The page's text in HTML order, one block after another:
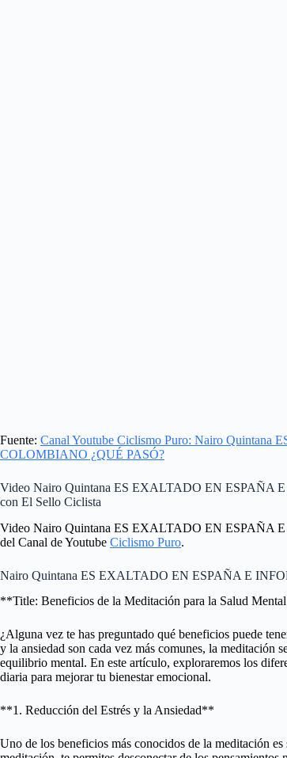
Fuente: Canal Youtube Ciclismo Puro: Nairo
COLOMBIANO ¿QUÉ PASÓ?
Video Nairo Quintana ES EXALTADO EN
con El Sello Ciclista
Video Nairo Quintana ES EXALTADO EN
del Canal de Youtube Ciclismo Puro.
Nairo Quintana ES EXALTADO EN ESPAÑA E
**Title: Beneficios de la Meditación para la Salud
¿Alguna vez te has preguntado qué beneficios puede
y la ansiedad son cada vez más comunes, la meditación
equilibrio mental. En este artículo, exploraremos los
diaria para mejorar tu bienestar emocional.
**1. Reducción del Estrés y la Ansiedad**
Uno de los beneficios más conocidos de la meditación